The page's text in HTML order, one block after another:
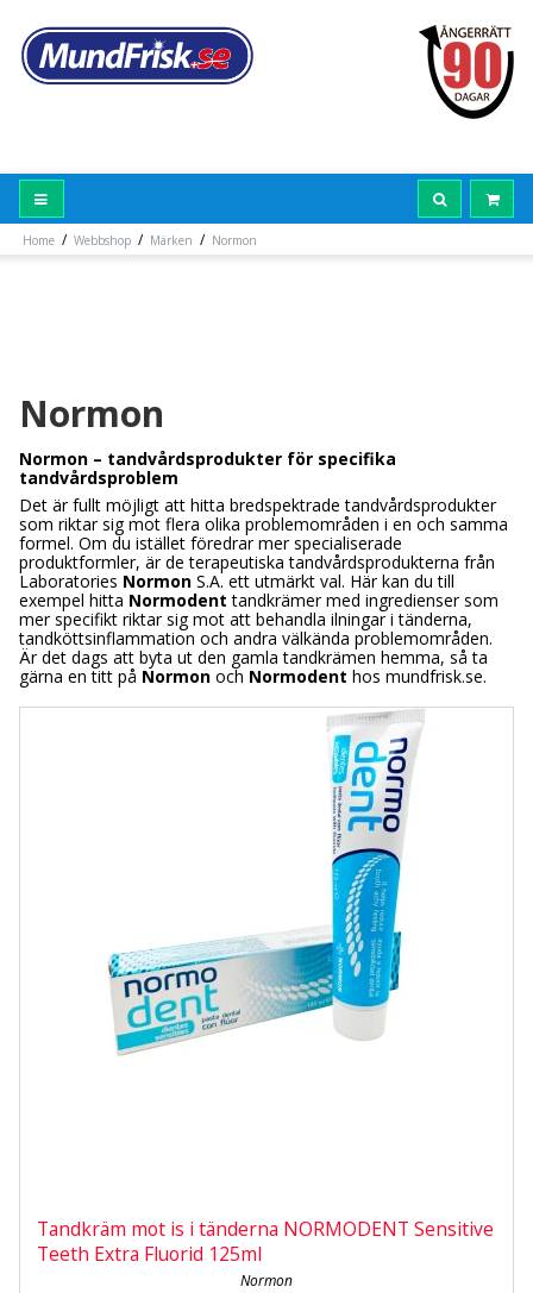
Home / Webbshop / Märken / Normon
Normon
Normon – tandvårdsprodukter för specifika
tandvårdsproblem
Det är fullt möjligt att hitta bredspektrade tandvårdsprodukter
som riktar sig mot flera olika problemområden i en och samma
formel. Om du istället föredrar mer specialiserade
produktformler, är de terapeutiska tandvårdsprodukterna från
Laboratories Normon S.A. ett utmärkt val. Här kan du till
exempel hitta Normodent tandkrämer med ingredienser som
mer specifikt riktar sig mot att behandla ilningar i tänderna,
tandköttsinflammation och andra välkända problemområden.
Är det dags att byta ut den gamla tandkrämen hemma, så ta
gärna en titt på Normon och Normodent hos mundfrisk.se.
Tandkräm mot is i tänderna NORMODENT Sensitive
Teeth Extra Fluorid 125ml
Normon